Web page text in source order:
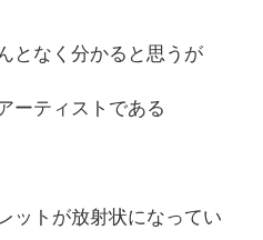
となく分かると思うが
ーティストである
ットが放射状になってい